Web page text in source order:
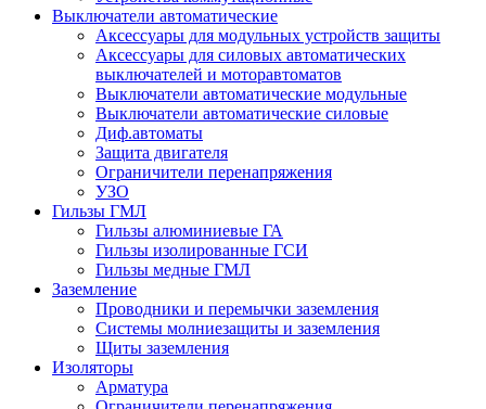
Выключатели автоматические
Аксессуары для модульных устройств защиты
Аксессуары для силовых автоматических
выключателей и моторавтоматов
Выключатели автоматические модульные
Выключатели автоматические силовые
Диф.автоматы
Защита двигателя
Ограничители перенапряжения
УЗО
Гильзы ГМЛ
Гильзы алюминиевые ГА
Гильзы изолированные ГСИ
Гильзы медные ГМЛ
Заземление
Проводники и перемычки заземления
Системы молниезащиты и заземления
Щиты заземления
Изоляторы
Арматура